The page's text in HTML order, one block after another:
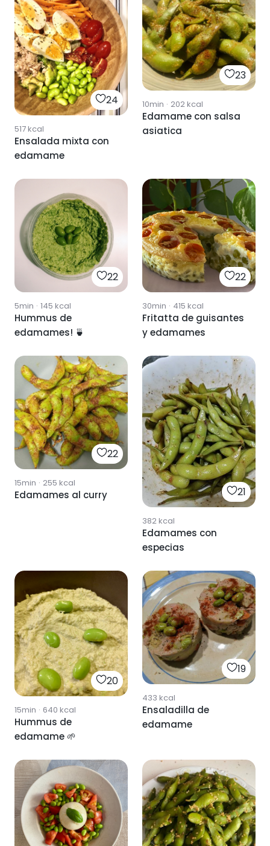
24
517kcal
Ensalada mixta con
edamame
23
10min · 202kcal
Edamame con salsa
asiatica
22
5min · 145 kcal
Hummus de
edamames! 🍵
22
30min · 415 kcal
Fritatta de guisantes
y edamames
22
15min · 255 kcal
Edamames al curry 21
382kcal
Edamames con
especias
20
15min · 640 kcal
Hummus de
edamame 🌱
19
433 kcal
Ensaladilla de
edamame